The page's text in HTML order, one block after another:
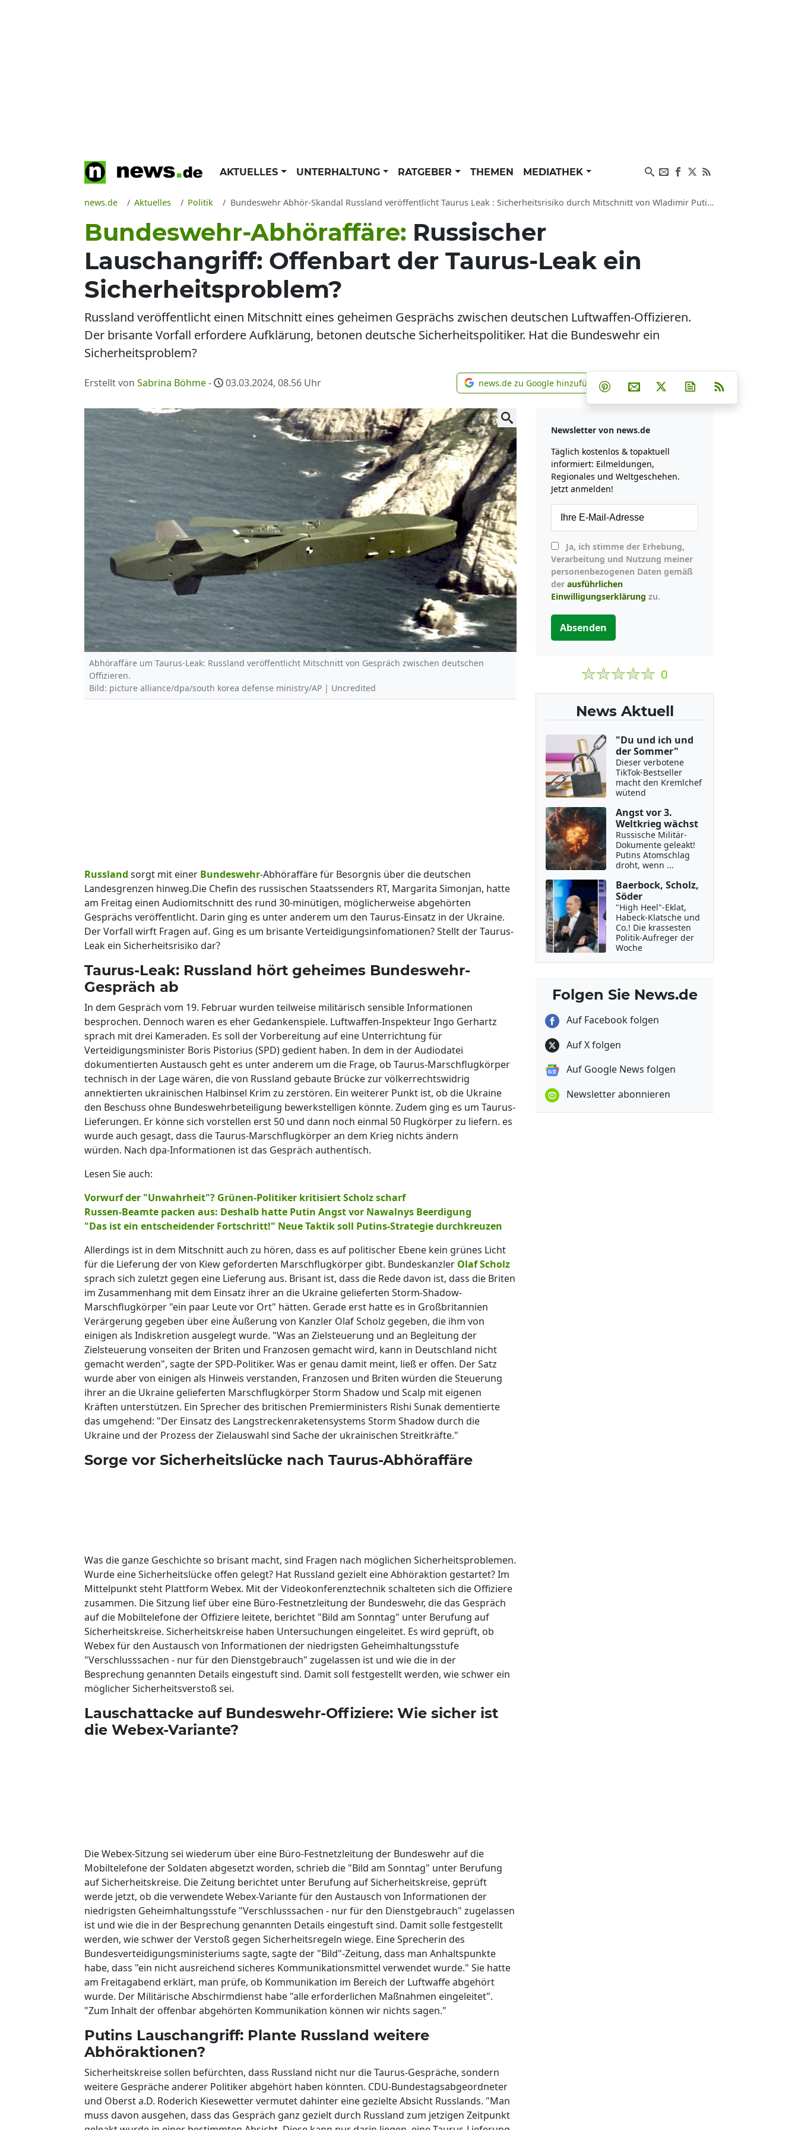
AKTUELLES UNTERHALTUNG RATGEBER THEMEN MEDIATHEK
news.de Aktuelles Politik Bundeswehr Abhör-Skandal Russland veröffentlicht Taurus Leak : Sicherheitsrisiko durch Mitschnitt von Wladimir Putin Regime?
Bundeswehr-Abhöraffäre: Russischer
Lauschangriff: Offenbart der Taurus-Leak ein
Sicherheitsproblem?
Russland veröffentlicht einen Mitschnitt eines geheimen Gesprächs zwischen deutschen Luftwaffen-Offizieren.
Der brisante Vorfall erfordere Aufklärung, betonen deutsche Sicherheitspolitiker. Hat die Bundeswehr ein
Sicherheitsproblem?
Erstellt von Sabrina Böhme- 03.03.2024, 08.56 Uhr news.de zu Google hinzufügen
news.de zu Google hinzufügen Teilen auf Facebook
Teilen auf Whatsapp
Teilen auf Telegram
Teilen auf Pinterest
Per E-Mail teilen
Post auf XNewsletter
Abhöraffäre um Taurus-Leak: Russland veröffentlicht Mitschnitt von Gespräch zwischen deutschen
Offizieren.
Bild: picture alliance/dpa/south korea defense ministry/AP | Uncredited
Russland sorgt mit einer Bundeswehr-Abhöraffäre für Besorgnis über die deutschen
Landesgrenzen hinweg.Die Chefin des russischen Staatssenders RT, Margarita Simonjan, hatte
am Freitag einen Audiomitschnitt des rund 30-minütigen, möglicherweise abgehörten
Gesprächs veröffentlicht. Darin ging es unter anderem um den Taurus-Einsatz in der Ukraine.
Der Vorfall wirft Fragen auf. Ging es um brisante Verteidigungsinfomationen? Stellt der Taurus-
Leak ein Sicherheitsrisiko dar?
Taurus-Leak: Russland hört geheimes Bundeswehr-
Gespräch ab
In dem Gespräch vom 19. Februar wurden teilweise militärisch sensible Informationen
besprochen. Dennoch waren es eher Gedankenspiele. Luftwaffen-Inspekteur Ingo Gerhartz
sprach mit drei Kameraden. Es soll der Vorbereitung auf eine Unterrichtung für
Verteidigungsminister Boris Pistorius (SPD) gedient haben. In dem in der Audiodatei
dokumentierten Austausch geht es unter anderem um die Frage, ob Taurus-Marschflugkörper
technisch in der Lage wären, die von Russland gebaute Brücke zur völkerrechtswidrig
annektierten ukrainischen Halbinsel Krim zu zerstören. Ein weiterer Punkt ist, ob die Ukraine
den Beschuss ohne Bundeswehrbeteiligung bewerkstelligen könnte. Zudem ging es um Taurus-
Lieferungen. Er könne sich vorstellen erst 50 und dann noch einmal 50 Flugkörper zu liefern. es
wurde auch gesagt, dass die Taurus-Marschflugkörper an dem Krieg nichts ändern
würden. Nach dpa-Informationen ist das Gespräch authentisch.
Lesen Sie auch:
Vorwurf der "Unwahrheit"? Grünen-Politiker kritisiert Scholz scharf
Russen-Beamte packen aus: Deshalb hatte Putin Angst vor Nawalnys Beerdigung
"Das ist ein entscheidender Fortschritt!" Neue Taktik soll Putins-Strategie durchkreuzen
Allerdings ist in dem Mitschnitt auch zu hören, dass es auf politischer Ebene kein grünes Licht
für die Lieferung der von Kiew geforderten Marschflugkörper gibt. Bundeskanzler Olaf Scholz
sprach sich zuletzt gegen eine Lieferung aus. Brisant ist, dass die Rede davon ist, dass die Briten
im Zusammenhang mit dem Einsatz ihrer an die Ukraine gelieferten Storm-Shadow-
Marschflugkörper "ein paar Leute vor Ort" hätten. Gerade erst hatte es in Großbritannien
Verärgerung gegeben über eine Äußerung von Kanzler Olaf Scholz gegeben, die ihm von
einigen als Indiskretion ausgelegt wurde. "Was an Zielsteuerung und an Begleitung der
Zielsteuerung vonseiten der Briten und Franzosen gemacht wird, kann in Deutschland nicht
gemacht werden", sagte der SPD-Politiker. Was er genau damit meint, ließ er offen. Der Satz
wurde aber von einigen als Hinweis verstanden, Franzosen und Briten würden die Steuerung
ihrer an die Ukraine gelieferten Marschflugkörper Storm Shadow und Scalp mit eigenen
Kräften unterstützen. Ein Sprecher des britischen Premierministers Rishi Sunak dementierte
das umgehend: "Der Einsatz des Langstreckenraketensystems Storm Shadow durch die
Ukraine und der Prozess der Zielauswahl sind Sache der ukrainischen Streitkräfte."
Sorge vor Sicherheitslücke nach Taurus-Abhöraffäre
Was die ganze Geschichte so brisant macht, sind Fragen nach möglichen Sicherheitsproblemen.
Wurde eine Sicherheitslücke offen gelegt? Hat Russland gezielt eine Abhöraktion gestartet? Im
Mittelpunkt steht Plattform Webex. Mit der Videokonferenztechnik schalteten sich die Offiziere
zusammen. Die Sitzung lief über eine Büro-Festnetzleitung der Bundeswehr, die das Gespräch
auf die Mobiltelefone der Offiziere leitete, berichtet "Bild am Sonntag" unter Berufung auf
Sicherheitskreise. Sicherheitskreise haben Untersuchungen eingeleitet. Es wird geprüft, ob
Webex für den Austausch von Informationen der niedrigsten Geheimhaltungsstufe
"Verschlusssachen - nur für den Dienstgebrauch" zugelassen ist und wie die in der
Besprechung genannten Details eingestuft sind. Damit soll festgestellt werden, wie schwer ein
möglicher Sicherheitsverstoß sei.
Lauschattacke auf Bundeswehr-Offiziere: Wie sicher ist
die Webex-Variante?
Die Webex-Sitzung sei wiederum über eine Büro-Festnetzleitung der Bundeswehr auf die
Mobiltelefone der Soldaten abgesetzt worden, schrieb die "Bild am Sonntag" unter Berufung
auf Sicherheitskreise. Die Zeitung berichtet unter Berufung auf Sicherheitskreise, geprüft
werde jetzt, ob die verwendete Webex-Variante für den Austausch von Informationen der
niedrigsten Geheimhaltungsstufe "Verschlusssachen - nur für den Dienstgebrauch" zugelassen
ist und wie die in der Besprechung genannten Details eingestuft sind. Damit solle festgestellt
werden, wie schwer der Verstoß gegen Sicherheitsregeln wiege. Eine Sprecherin des
Bundesverteidigungsministeriums sagte, sagte der "Bild"-Zeitung, dass man Anhaltspunkte
habe, dass "ein nicht ausreichend sicheres Kommunikationsmittel verwendet wurde." Sie hatte
am Freitagabend erklärt, man prüfe, ob Kommunikation im Bereich der Luftwaffe abgehört
wurde. Der Militärische Abschirmdienst habe "alle erforderlichen Maßnahmen eingeleitet".
"Zum Inhalt der offenbar abgehörten Kommunikation können wir nichts sagen."
Putins Lauschangriff: Plante Russland weitere
Abhöraktionen?
Sicherheitskreise sollen befürchten, dass Russland nicht nur die Taurus-Gespräche, sondern
weitere Gespräche anderer Politiker abgehört haben könnten. CDU-Bundestagsabgeordneter
und Oberst a.D. Roderich Kiesewetter vermutet dahinter eine gezielte Absicht Russlands. "Man
muss davon ausgehen, dass das Gespräch ganz gezielt durch Russland zum jetzigen Zeitpunkt
Newsletter von news.de
Täglich kostenlos & topaktuell
informiert: Eilmeldungen,
Regionales und Weltgeschehen.
Jetzt anmelden!
Verarbeitung und Nutzung meiner
personenbezogenen Daten gemäß
der ausführlichen
Einwilligungserklärung zu.
Absenden
0
News Aktuell
"Du und ich und
der Sommer"
Dieser verbotene
TikTok-Bestseller
macht den Kremlchef
wütend
Angst vor 3.
Weltkrieg wächst
Russische Militär-
Dokumente geleakt!
Putins Atomschlag
droht, wenn ...
Baerbock, Scholz,
Söder
"High Heel"-Eklat,
Habeck-Klatsche und
Co.! Die krassesten
Politik-Aufreger der
Woche
Folgen Sie News.de
Auf Facebook folgen
Auf X folgen
Auf Google News folgen
Newsletter abonnieren